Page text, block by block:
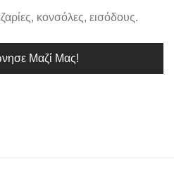
κονσόλες, εισόδους.
Μαζί Μας!